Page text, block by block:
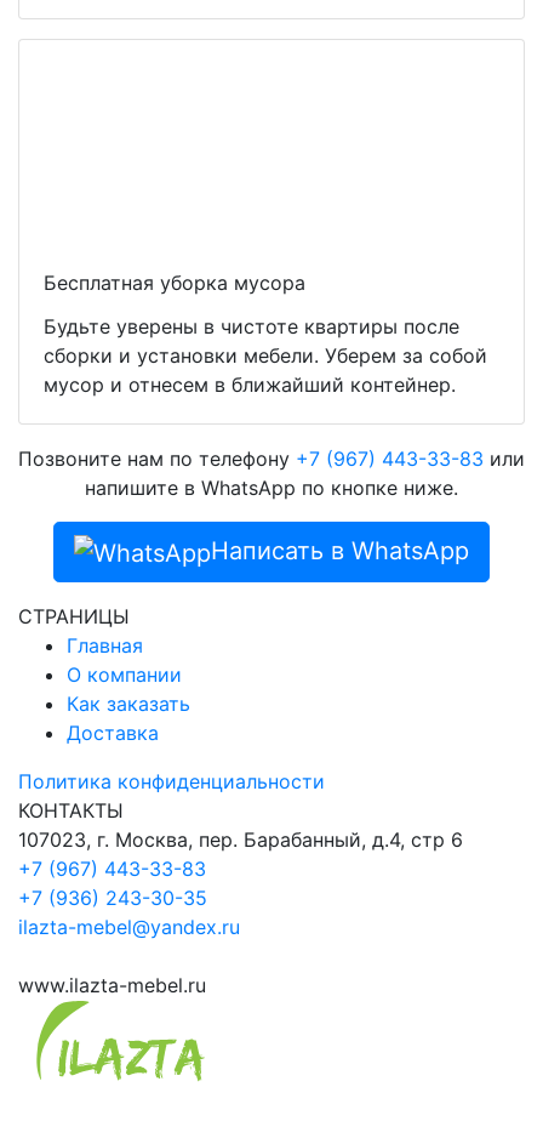
Бесплатная уборка мусора
Будьте уверены в чистоте квартиры после
сборки и установки мебели. Уберем за собой
мусор и отнесем в ближайший контейнер.
Позвоните нам по телефону +7 (967) 443-33-83 или
напишите в WhatsApp по кнопке ниже.
Написать в WhatsApp
СТРАНИЦЫ
Главная
О компании
Как заказать
Доставка
Политика конфиденциальности
КОНТАКТЫ
107023, г. Москва, пер. Барабанный, д.4, стр 6
+7 (967) 443-33-83
+7 (936) 243-30-35
ilazta-mebel@yandex.ru
www.ilazta-mebel.ru